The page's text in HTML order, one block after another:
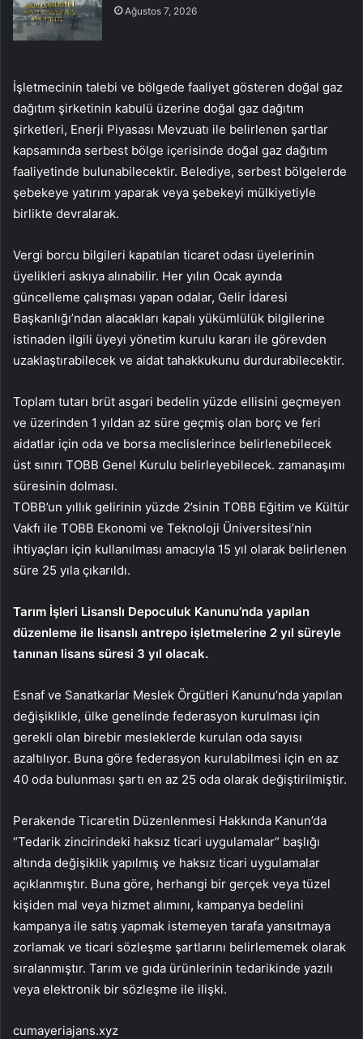
Ağustos 7, 2026
İşletmecinin talebi ve bölgede faaliyet gösteren doğal gaz
dağıtım şirketinin kabulü üzerine doğal gaz dağıtım
şirketleri, Enerji Piyasası Mevzuatı ile belirlenen şartlar
kapsamında serbest bölge içerisinde doğal gaz dağıtım
faaliyetinde bulunabilecektir. Belediye, serbest bölgelerde
şebekeye yatırım yaparak veya şebekeyi mülkiyetiyle
birlikte devralarak.
Vergi borcu bilgileri kapatılan ticaret odası üyelerinin
üyelikleri askıya alınabilir. Her yılın Ocak ayında
güncelleme çalışması yapan odalar, Gelir İdaresi
Başkanlığı’ndan alacakları kapalı yükümlülük bilgilerine
istinaden ilgili üyeyi yönetim kurulu kararı ile görevden
uzaklaştırabilecek ve aidat tahakkukunu durdurabilecektir.
Toplam tutarı brüt asgari bedelin yüzde ellisini geçmeyen
ve üzerinden 1 yıldan az süre geçmiş olan borç ve feri
aidatlar için oda ve borsa meclislerince belirlenebilecek
üst sınırı TOBB Genel Kurulu belirleyebilecek. zamanaşımı
süresinin dolması.
TOBB’un yıllık gelirinin yüzde 2’sinin TOBB Eğitim ve Kültür
Vakfı ile TOBB Ekonomi ve Teknoloji Üniversitesi’nin
ihtiyaçları için kullanılması amacıyla 15 yıl olarak belirlenen
süre 25 yıla çıkarıldı.
Tarım İşleri Lisanslı Depoculuk Kanunu’nda yapılan
düzenleme ile lisanslı antrepo işletmelerine 2 yıl süreyle
tanınan lisans süresi 3 yıl olacak.
Esnaf ve Sanatkarlar Meslek Örgütleri Kanunu’nda yapılan
değişiklikle, ülke genelinde federasyon kurulması için
gerekli olan birebir mesleklerde kurulan oda sayısı
azaltılıyor. Buna göre federasyon kurulabilmesi için en az
40 oda bulunması şartı en az 25 oda olarak değiştirilmiştir.
Perakende Ticaretin Düzenlenmesi Hakkında Kanun’da
“Tedarik zincirindeki haksız ticari uygulamalar” başlığı
altında değişiklik yapılmış ve haksız ticari uygulamalar
açıklanmıştır. Buna göre, herhangi bir gerçek veya tüzel
kişiden mal veya hizmet alımını, kampanya bedelini
kampanya ile satış yapmak istemeyen tarafa yansıtmaya
zorlamak ve ticari sözleşme şartlarını belirlememek olarak
sıralanmıştır. Tarım ve gıda ürünlerinin tedarikinde yazılı
veya elektronik bir sözleşme ile ilişki.
cumayeriajans.xyz